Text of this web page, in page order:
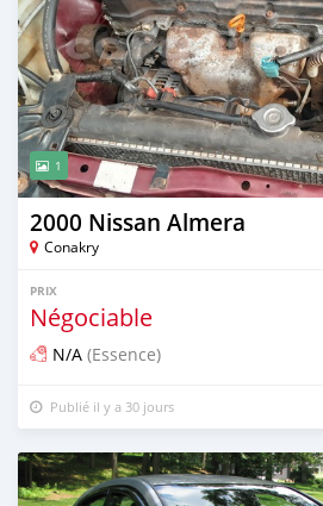
1
2000 Nissan Almera
Conakry
PRIX
Négociable
N/A (Essence)
Publié il y a 30 jours